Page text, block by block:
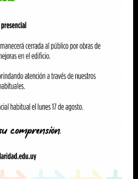
y la
situación, se
enlace:
aportes y montos